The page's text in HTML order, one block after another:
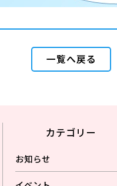
一覧へ戻る
カテゴリー
お知らせ